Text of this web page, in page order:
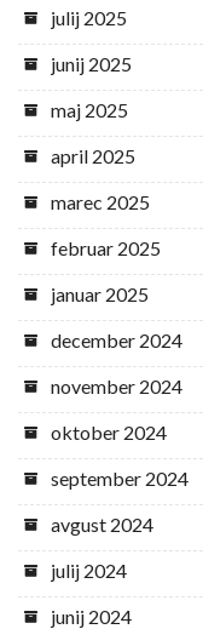
julij 2025
junij 2025
maj 2025
april 2025
marec 2025
februar 2025
januar 2025
december 2024
november 2024
oktober 2024
september 2024
avgust 2024
julij 2024
junij 2024